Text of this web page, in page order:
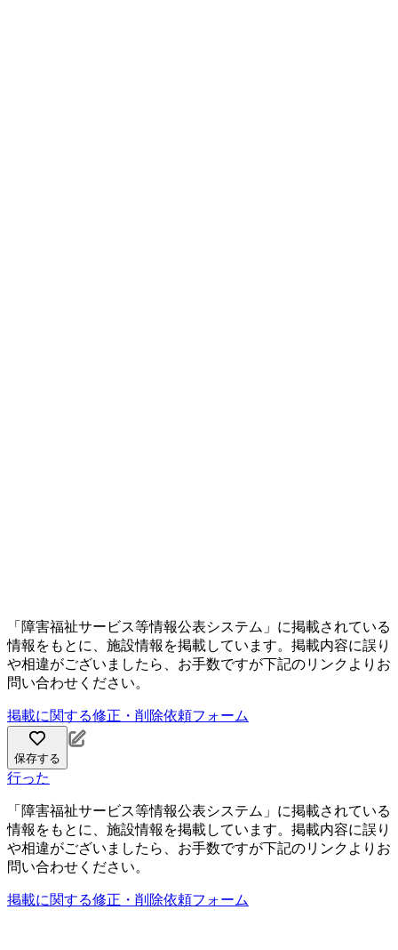
「障害福祉サービス等情報公表システム」に掲載されている
情報をもとに、施設情報を掲載しています。掲載内容に誤り
や相違がございましたら、お手数ですが下記のリンクよりお
問い合わせください。
掲載に関する修正・削除依頼フォーム
保存する
行った
「障害福祉サービス等情報公表システム」に掲載されている
情報をもとに、施設情報を掲載しています。掲載内容に誤り
や相違がございましたら、お手数ですが下記のリンクよりお
問い合わせください。
掲載に関する修正・削除依頼フォーム